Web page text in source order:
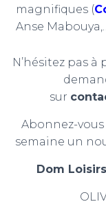
magnifiques (
Anse
N’hésitez pas
sur
Abonnez-
semaine un
Dom